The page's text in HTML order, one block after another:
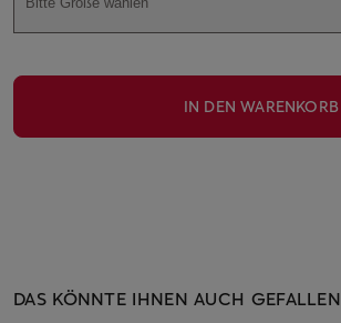
IN DEN WARENKORB
DAS KÖNNTE IHNEN AUCH GEFALLEN